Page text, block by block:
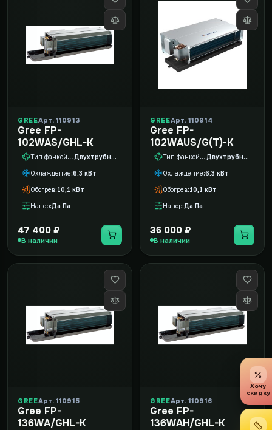
GREEАрт. 110913
Gree FP-
102WAS/GHL-K
Тип фанкойла Двухтрубный
Охлаждение 6,3 кВт
Обогрев 10,1 кВт
Напор Да Па
47 400 ₽
В наличии
GREEАрт. 110914
Gree FP-
102WAUS/G(T)-K
Тип фанкойла Двухтрубный
Охлаждение 6,3 кВт
Обогрев 10,1 кВт
Напор Да Па
36 000 ₽
В наличии
GREEАрт. 110915
Gree FP-
136WA/GHL-K
GREEАрт. 110916
Gree FP-
136WAH/GHL-K
Хочу
скидку